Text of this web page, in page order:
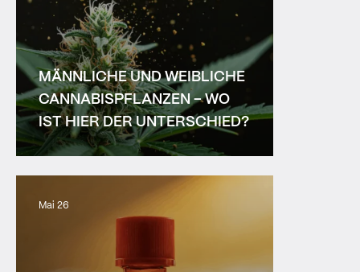
MÄNNLICHE UND WEIBLICHE
CANNABISPFLANZEN – WO
IST HIER DER UNTERSCHIED?
Mai 26